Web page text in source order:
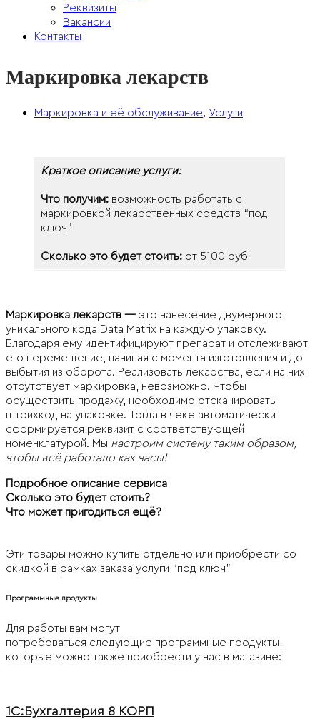
Реквизиты
Вакансии
Контакты
Маркировка лекарств
Маркировка и её обслуживание, Услуги
Краткое описание услуги:
Что получим: возможность работать с
маркировкой лекарственных средств “под
ключ”
Сколько это будет стоить: от 5100 руб
Маркировка лекарств — это нанесение двумерного
уникального кода Data Matrix на каждую упаковку.
Благодаря ему идентифицируют препарат и отслеживают
его перемещение, начиная с момента изготовления и до
выбытия из оборота. Реализовать лекарства, если на них
отсутствует маркировка, невозможно. Чтобы
осуществить продажу, необходимо отсканировать
штрихкод на упаковке. Тогда в чеке автоматически
сформируется реквизит с соответствующей
номенклатурой. Мы настроим систему таким образом,
чтобы всё работало как часы!
Подробное описание сервиса
Сколько это будет стоить?
Что может пригодиться ещё?
Эти товары можно купить отдельно или приобрести со
скидкой в рамках заказа услуги “под ключ”
Программные продукты
Для работы вам могут
потребоваться следующие программные продукты,
которые можно также приобрести у нас в магазине:
1С:Бухгалтерия 8 КОРП